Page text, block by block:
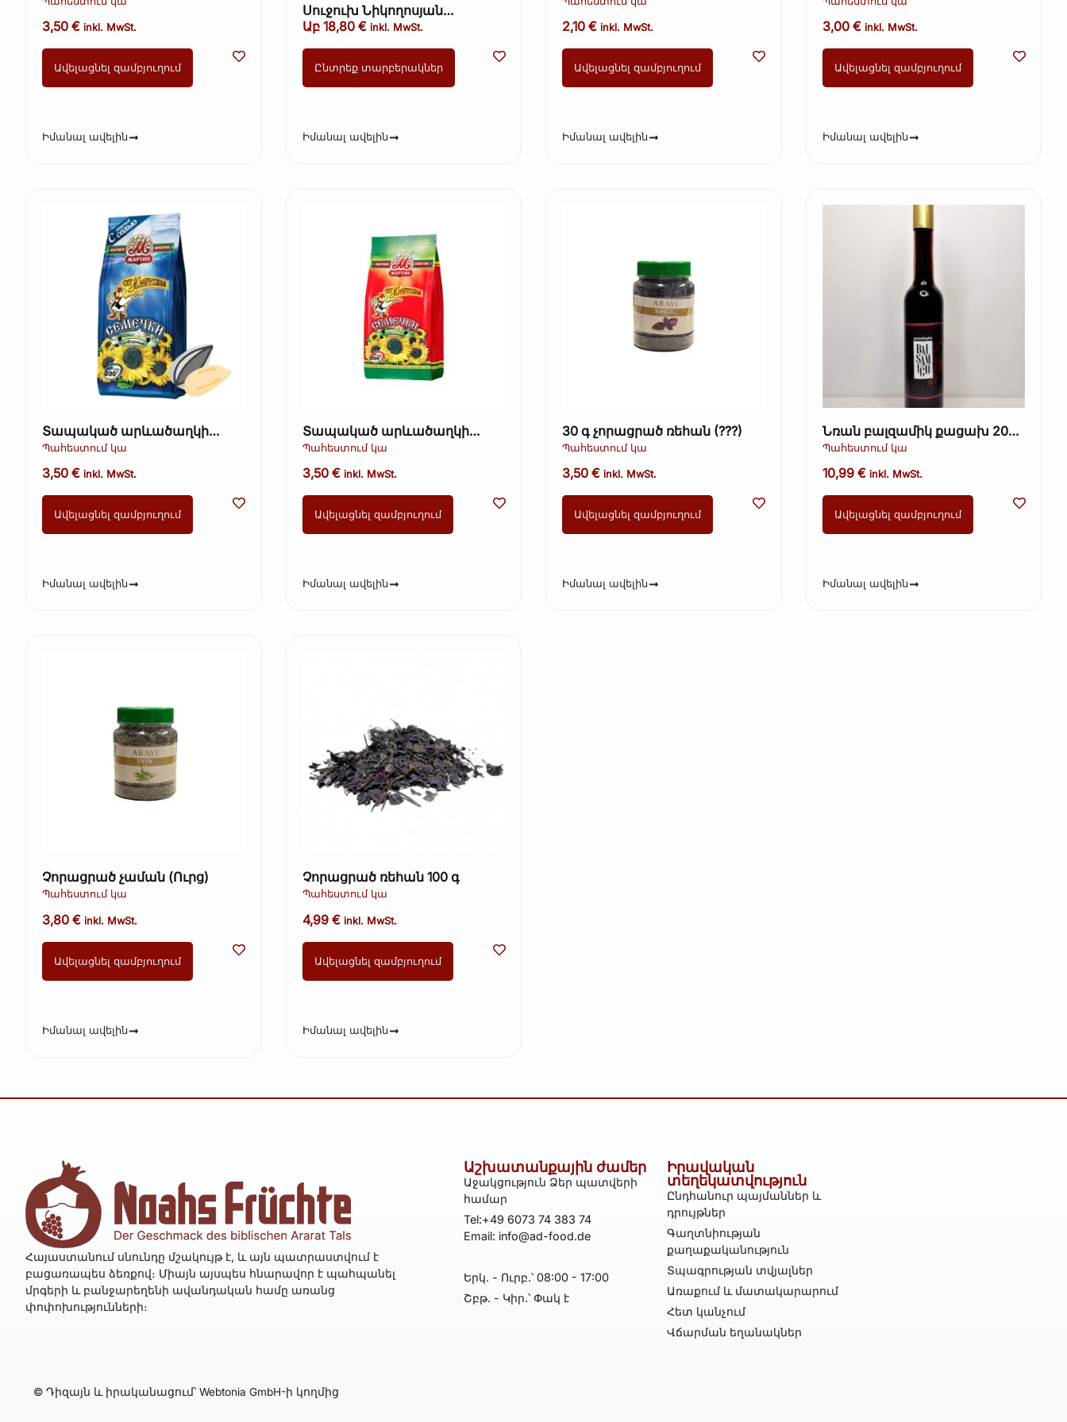
3,50 € inkl. MwSt.
Ավելացնել զամբյուղում
Իմանալ ավելին
Սուջուխ Նիկողոսյան
(տավարի երշիկ, սխտորով
Աբ 18,80 € inkl. MwSt.
Ընտրեք տարբերակներ
Իմանալ ավելին
2,10 € inkl. MwSt.
Ավելացնել զամբյուղում
Իմանալ ավելին
3,00 € inkl. MwSt.
Ավելացնել զամբյուղում
Իմանալ ավելին
Տապակած արևածաղկի
սերմեր կեղևով – Ot Martina,
Պահեստում կա
3,50 € inkl. MwSt.
Ավելացնել զամբյուղում
Իմանալ ավելին
Տապակած արևածաղկի
սերմեր կեղևով – Ot Martina,
Պահեստում կա
3,50 € inkl. MwSt.
Ավելացնել զամբյուղում
Իմանալ ավելին
30 գ չորացրած ռեհան (???)
Պահեստում կա
3,50 € inkl. MwSt.
Ավելացնել զամբյուղում
Իմանալ ավելին
Նռան բալզամիկ քացախ 200
մլ
Պահեստում կա
10,99 € inkl. MwSt.
Ավելացնել զամբյուղում
Իմանալ ավելին
Չորացրած չաման (Ուրց)
Պահեստում կա
3,80 € inkl. MwSt.
Ավելացնել զամբյուղում
Իմանալ ավելին
Չորացրած ռեհան 100 գ
Պահեստում կա
4,99 € inkl. MwSt.
Ավելացնել զամբյուղում
Իմանալ ավելին
Հայաստանում սնունդը մշակույթ է, և այն պատրաստվում է
բացառապես ձեռքով։ Միայն այսպես հնարավոր է պահպանել
մրգերի և բանջարեղենի ավանդական համը առանց
փոփոխությունների։
Աշխատանքային ժամեր
Աջակցություն Ձեր պատվերի
համար
Tel:+49 6073 74 383 74
Email: info@ad-food.de
Երկ․ - Ուրբ․՝ 08:00 - 17:00
Շբթ․ - Կիր․՝ Փակ է
Իրավական
տեղեկատվություն
Ընդհանուր պայմաններ և
դրույթներ
Գաղտնիության
քաղաքականություն
Տպագրության տվյալներ
Առաքում և մատակարարում
Հետ կանչում
Վճարման եղանակներ
© Դիզայն և իրականացում՝ Webtonia GmbH-ի կողմից